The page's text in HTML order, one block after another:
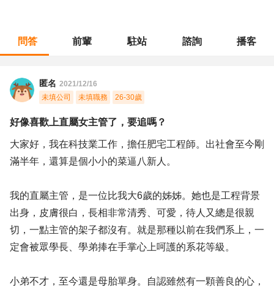
問答 前輩 駐站 諮詢 播客
匿名 2021/12/16
未填公司
未填職務 26-30歲
好像喜歡上直屬女主管了，要追嗎？
大家好，我在科技業工作，擔任肥宅工程師。出社會至今剛
滿半年，還算是個小小的菜逼八新人。
我的直屬主管，是一位比我大6歲的姊姊。她也是工程背景
出身，皮膚很白，長相非常清秀、可愛，待人又總是很親
切，一點主管的架子都沒有。就是那種以前在我們系上，一
定會被眾學長、學弟捧在手掌心上呵護的系花等級。
小弟不才，至今還是母胎單身。自認雖然有一顆善良的心，